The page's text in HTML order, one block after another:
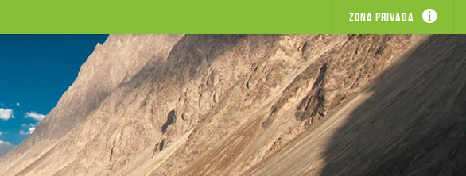
Zona privada